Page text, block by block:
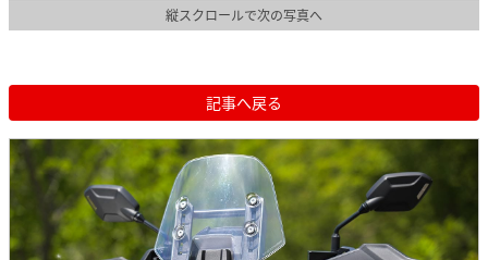
縦スクロールで次の写真へ
記事へ戻る